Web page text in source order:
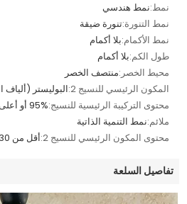
نمط:نمط هندسي
نمط التنورة:تنورة ضيقة
نمط الأكمام:بلا أكمام
طول الكم:بلا أكمام
محيط الخصر:منتصف الخصر
المكون الرئيسي للنسيج 2:
البوليستر (ألياف
محتوى التركيبة الرئيسية للنسيج:95% أو أعلى
ملائم:نمط التنمية الذاتية
محتوى المكون الرئيسي للنسيج 2:
أقل من 30%
تفاصيل السلعة